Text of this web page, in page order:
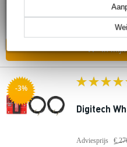
Op
2
In
-3%
Digitech
Adviesprijs €